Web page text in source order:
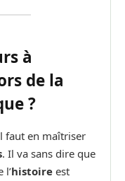
à
de la
?
faut en maîtriser
. Il va sans dire que
l’histoire est